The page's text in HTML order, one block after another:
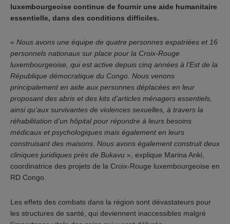
luxembourgeoise continue de fournir une aide humanitaire
essentielle, dans des conditions difficiles.
« Nous avons une équipe de quatre personnes expatriées et 16
personnels nationaux sur place pour la Croix-Rouge
luxembourgeoise, qui est active depuis cinq années à l’Est de la
République démocratique du Congo. Nous venons
principalement en aide aux personnes déplacées en leur
proposant des abris et des kits d’articles ménagers essentiels,
ainsi qu’aux survivantes de violences sexuelles, à travers la
réhabilitation d’un hôpital pour répondre à leurs besoins
médicaux et psychologiques mais également en leurs
construisant des maisons. Nous avons également construit deux
cliniques juridiques près de Bukavu », explique Marina Anki,
coordinatrice des projets de la Croix-Rouge luxembourgeoise en
RD Congo.
Les effets des combats dans la région sont dévastateurs pour
les structures de santé, qui deviennent inaccessibles malgré